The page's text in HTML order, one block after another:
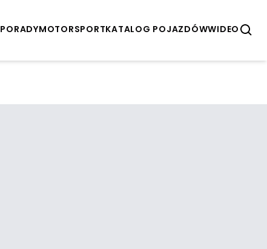
PORADYMOTORSPORTKATALOG POJAZDÓWWIDEO